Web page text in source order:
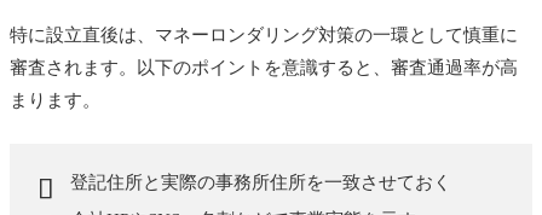
特に設立直後は、マネーロンダリング対策の一環として慎重に
審査されます。以下のポイントを意識すると、審査通過率が高
まります。
登記住所と実際の事務所住所を一致させておく